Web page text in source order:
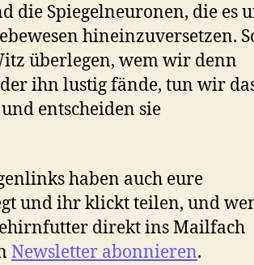
die Spiegelneuronen, die es
hineinzuversetzen.
überlegen, wem wir denn
ihn lustig fände, tun wir
entscheiden sie
haben auch eure
und ihr klickt teilen, und
direkt ins Mailfach
Newsletter abonnieren.